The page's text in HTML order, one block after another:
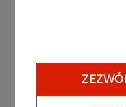
(UE) nr 596/2014
sprawie nadużyć
sprawie nadużyć